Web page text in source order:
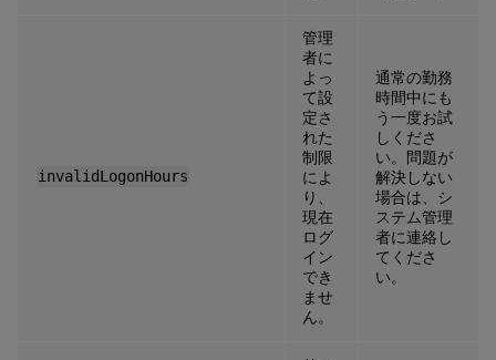
invalidLogonHours
管理
者に
よっ
て設
定さ
れた
制限
によ
り、
現在
ログ
イン
でき
ませ
ん。
通常の勤務
時間中にも
う一度お試
しくださ
い。問題が
解決しない
場合は、シ
ステム管理
者に連絡し
てくださ
い。